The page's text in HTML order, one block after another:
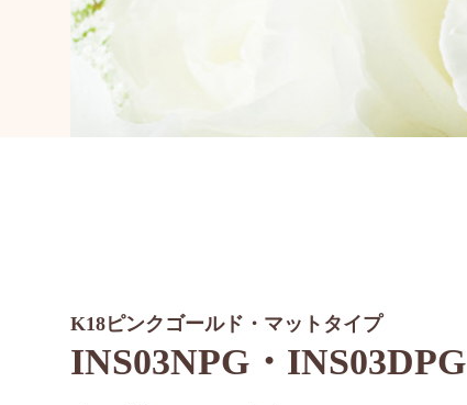
K18ピンクゴールド・マットタイプ
INS03NPG・INS03DPG